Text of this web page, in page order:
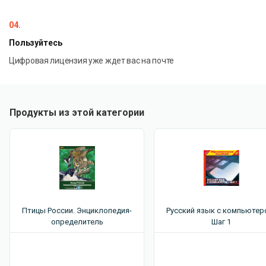
Квантовые явления.
Для работы комплекса необходимо скачать и распечатать
04.
Пользуйтесь
Цифровая лицензия уже ждет вас на почте
Продукты из этой категории
Птицы России. Энциклопедия-
определитель
Русский язык с
Шаг 1